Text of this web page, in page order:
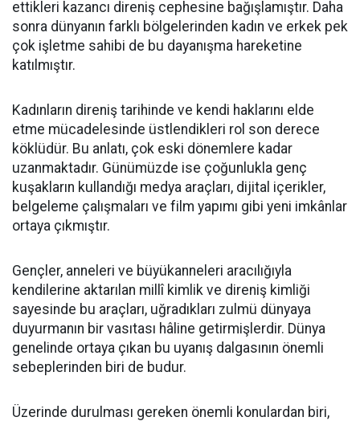
ettikleri kazancı direniş cephesine bağışlamıştır. Daha
sonra dünyanın farklı bölgelerinden kadın ve erkek pek
çok işletme sahibi de bu dayanışma hareketine
katılmıştır.
Kadınların direniş tarihinde ve kendi haklarını elde
etme mücadelesinde üstlendikleri rol son derece
köklüdür. Bu anlatı, çok eski dönemlere kadar
uzanmaktadır. Günümüzde ise çoğunlukla genç
kuşakların kullandığı medya araçları, dijital içerikler,
belgeleme çalışmaları ve film yapımı gibi yeni imkânlar
ortaya çıkmıştır.
Gençler, anneleri ve büyükanneleri aracılığıyla
kendilerine aktarılan millî kimlik ve direniş kimliği
sayesinde bu araçları, uğradıkları zulmü dünyaya
duyurmanın bir vasıtası hâline getirmişlerdir. Dünya
genelinde ortaya çıkan bu uyanış dalgasının önemli
sebeplerinden biri de budur.
Üzerinde durulması gereken önemli konulardan biri,